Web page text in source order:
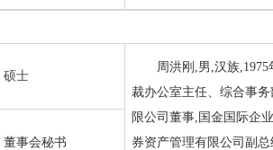
硕士
周洪刚,男,汉族
裁办公室主任、综合事
限公司董事,国金国际企
券资产管理有限公司副
董事会秘书